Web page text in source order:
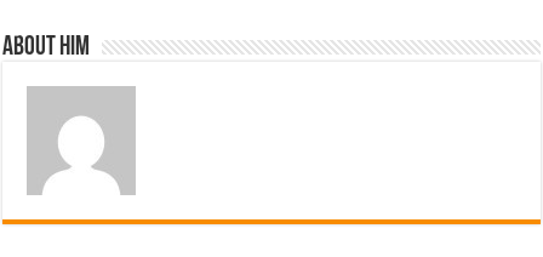
About him